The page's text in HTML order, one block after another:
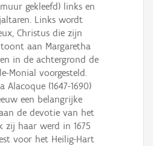
gekleefd) links en
Links wordt
Christus die zijn
aan Margaretha
in de achtergrond de
Monial voorgesteld.
Alacoque (1647-1690)
een belangrijke
de devotie van het
zij haar werd in 1675
voor het Heilig-Hart